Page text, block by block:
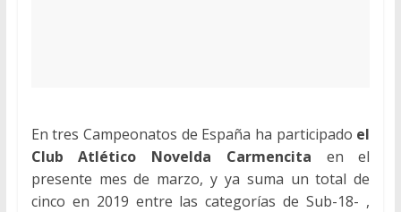
En tres Campeonatos de España ha participado el
Club Atlético Novelda Carmencita en el
presente mes de marzo, y ya suma un total de
cinco en 2019 entre las categorías de Sub-18- ,